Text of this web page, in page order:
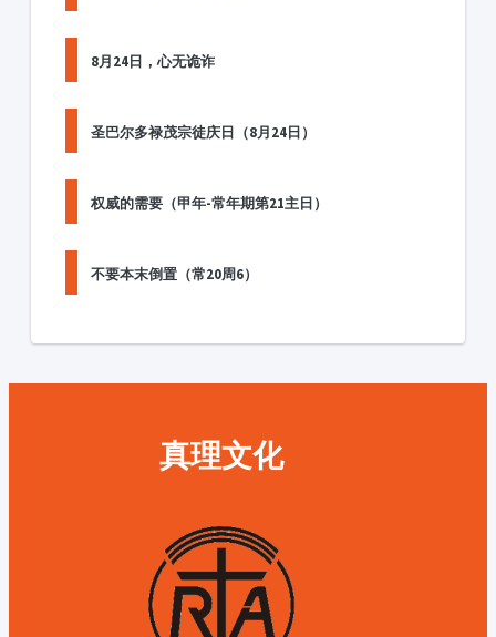
8月24日，心无诡诈
圣巴尔多禄茂宗徒庆日（8月24日）
权威的需要（甲年-常年期第21主日）
不要本末倒置（常20周6）
真理文化